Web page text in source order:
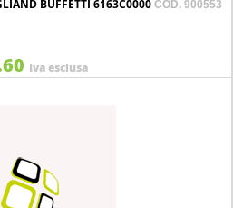
BUFFETTI 6163C0000 COD. 900553
Iva esclusa